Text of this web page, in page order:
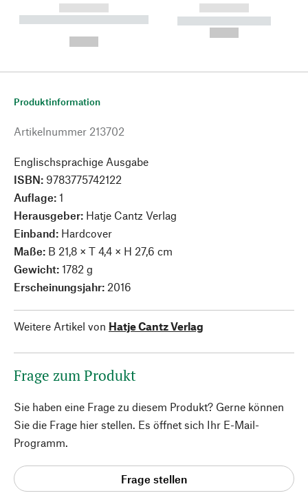
------------
----------- ----------- --------
------------
----------- -----------
Produktinformation
Artikelnummer 213702
Englischsprachige Ausgabe
ISBN: 9783775742122
Auflage: 1
Herausgeber: Hatje Cantz Verlag
Einband: Hardcover
Maße: B 21,8 × T 4,4 × H 27,6 cm
Gewicht: 1782 g
Erscheinungsjahr: 2016
Weitere Artikel von Hatje Cantz Verlag
Frage zum Produkt
Sie haben eine Frage zu diesem Produkt? Gerne können
Sie die Frage hier stellen. Es öffnet sich Ihr E-Mail-
Programm.
Frage stellen